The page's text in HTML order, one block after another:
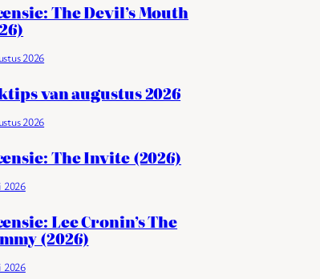
The Devil’s Mouth
2026
van augustus 2026
2026
The Invite (2026)
2026
Lee Cronin’s The
(2026)
2026